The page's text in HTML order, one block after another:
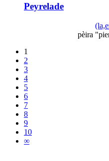
Peyrelade
pèira
1
2
3
4
5
6
7
8
9
10
∞